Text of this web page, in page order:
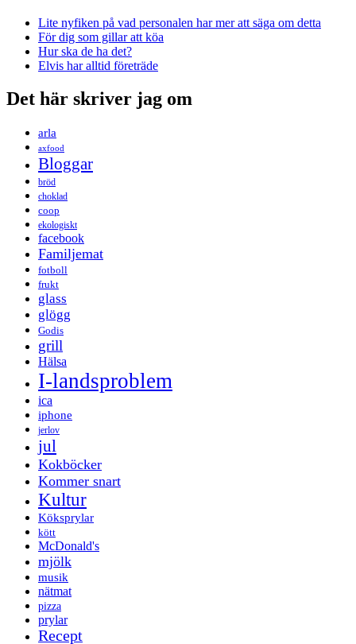
Lite nyfiken på vad personalen har mer att säga om detta
För dig som gillar att köa
Hur ska de ha det?
Elvis har alltid företräde
Det här skriver jag om
arla
axfood
Bloggar
bröd
choklad
coop
ekologiskt
facebook
Familjemat
fotboll
frukt
glass
glögg
Godis
grill
Hälsa
I-landsproblem
ica
iphone
jerlov
jul
Kokböcker
Kommer snart
Kultur
Köksprylar
kött
McDonald's
mjölk
musik
nätmat
pizza
prylar
Recept